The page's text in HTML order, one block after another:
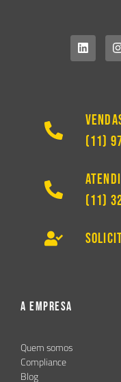
(11)
(11)
A Empresa
Quem somos
Compliance
Blog